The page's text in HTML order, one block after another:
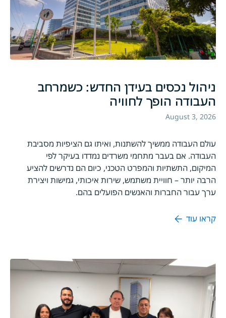
ניהול נכסים בעידן החדש: כשמרחב
העבודה הופך לחוויה
August 3, 2026
עולם העבודה ממשיך להשתנות, ואיתו גם הציפיות מסביבת
העבודה. אם בעבר מתחמי משרדים נמדדו בעיקר לפי
המיקום, התשתיות והמפרט הטכני, כיום הם נדרשים להציע
הרבה יותר – חוויית משתמש, שירות איכותי, גמישות ויצירת
ערך עבור החברות והאנשים הפועלים בהם.
קראו עוד